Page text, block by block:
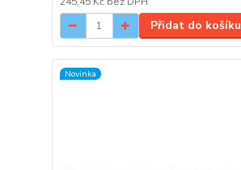
Přidat do košíku
Novinka